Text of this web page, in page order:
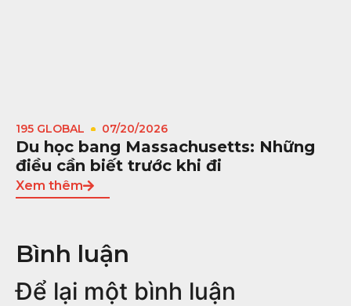
195 GLOBAL 07/20/2026
Du học bang Massachusetts: Những
điều cần biết trước khi đi
Xem thêm
Bình luận
Để lại một bình luận